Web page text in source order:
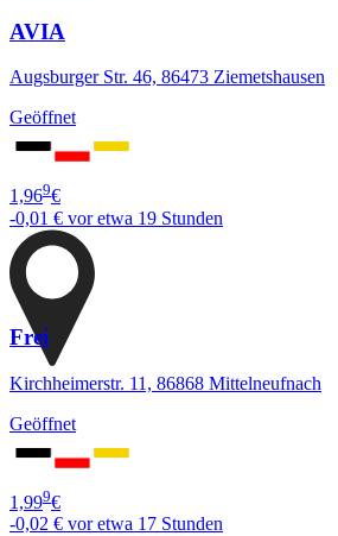
AVIA
Augsburger Str. 46, 86473 Ziemetshausen
Geöffnet
1,969€
-0,01 € vor etwa 19 Stunden
Frei
Kirchheimerstr. 11, 86868 Mittelneufnach
Geöffnet
1,999€
-0,02 € vor etwa 17 Stunden